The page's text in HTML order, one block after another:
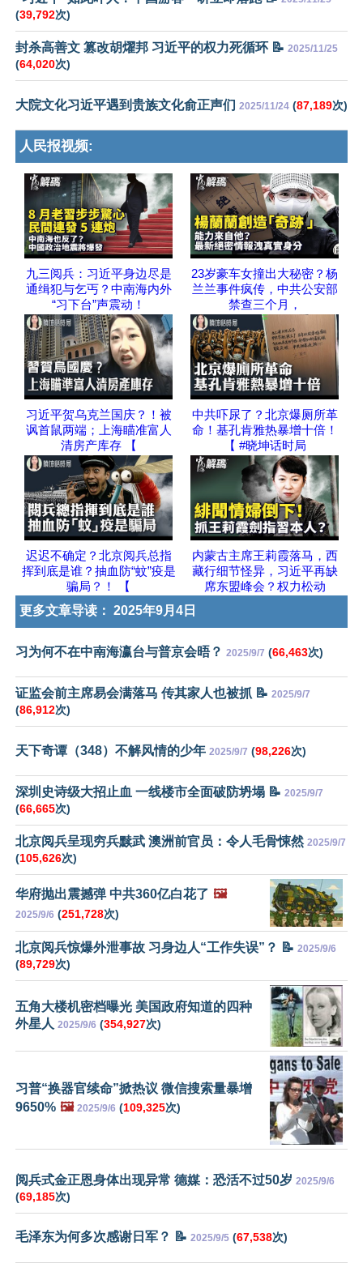
(39,792次)
封杀高善文 篡改胡燿邦 习近平的权力死循环 📝 2025/11/25
(64,020次)
大院文化习近平遇到贵族文化俞正声们 2025/11/24 (87,189次)
人民报视频:
九三阅兵：习近平身边尽是
通缉犯与乞丐？中南海内外
“习下台”声震动！
23岁豪车女撞出大秘密？杨
兰兰事件疯传，中共公安部
禁查三个月，
习近平贺乌克兰国庆？！被
讽首鼠两端；上海瞄准富人
清房产库存 【
中共吓尿了？北京爆厕所革
命！基孔肯雅热暴增十倍！
【 #晓坤话时局
迟迟不确定？北京阅兵总指
挥到底是谁？抽血防“蚊”疫是
骗局？！ 【
内蒙古主席王莉霞落马，西
藏行细节怪异，习近平再缺
席东盟峰会？权力松动
更多文章导读： 2025年9月4日
习为何不在中南海瀛台与普京会晤？ 2025/9/7 (66,463次)
证监会前主席易会满落马 传其家人也被抓 📝 2025/9/7
(86,912次)
天下奇谭（348）不解风情的少年 2025/9/7 (98,226次)
深圳史诗级大招止血 一线楼市全面破防坍塌 📝 2025/9/7
(66,665次)
北京阅兵呈现穷兵黩武 澳洲前官员：令人毛骨悚然 2025/9/7
(105,626次)
华府抛出震撼弹 中共360亿白花了 🖼️
2025/9/6 (251,728次)
北京阅兵惊爆外泄事故 习身边人“工作失误”？ 📝 2025/9/6
(89,729次)
五角大楼机密档曝光 美国政府知道的四种
外星人 2025/9/6 (354,927次)
习普“换器官续命”掀热议 微信搜索量暴增
9650% 🖼️ 2025/9/6 (109,325次)
阅兵式金正恩身体出现异常 德媒：恐活不过50岁 2025/9/6
(69,185次)
毛泽东为何多次感谢日军？ 📝 2025/9/5 (67,538次)